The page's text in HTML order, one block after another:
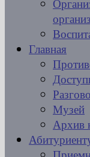
Главная
Музей
Архив